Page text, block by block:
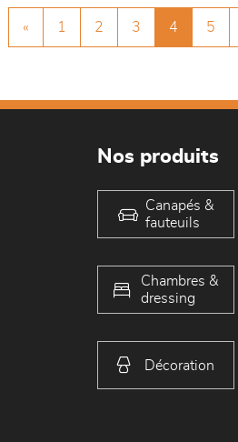
« 1 2 3 4 5
Nos produits
Canapés &
fauteuils
Chambres &
dressing
Décoration